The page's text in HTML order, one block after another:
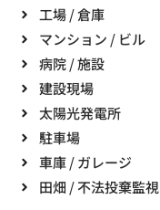
工場 / 倉庫
マンション / ビル
病院 / 施設
建設現場
太陽光発電所
駐車場
車庫 / ガレージ
田畑 / 不法投棄監視